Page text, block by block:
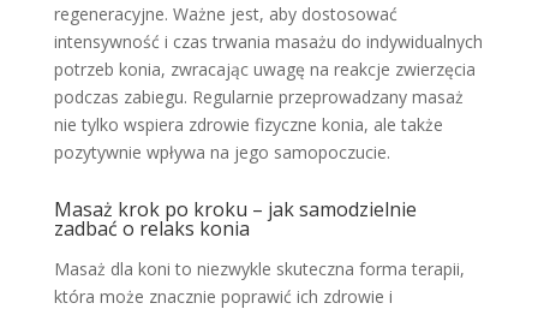
regeneracyjne. Ważne jest, aby dostosować
intensywność i czas trwania masażu do indywidualnych
potrzeb konia, zwracając uwagę na reakcje zwierzęcia
podczas zabiegu. Regularnie przeprowadzany masaż
nie tylko wspiera zdrowie fizyczne konia, ale także
pozytywnie wpływa na jego samopoczucie.
Masaż krok po kroku – jak samodzielnie
zadbać o relaks konia
Masaż dla koni to niezwykle skuteczna forma terapii,
która może znacznie poprawić ich zdrowie i